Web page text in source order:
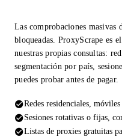
Las comprobaciones masivas
bloqueadas. ProxyScrape es
nuestras propias consultas:
segmentación por país,
puedes probar antes de pagar.
Redes residenciales,
Sesiones rotativas o fijas,
Listas de proxies gratuitas